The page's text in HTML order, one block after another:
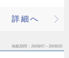
詳細へ
掲載期間 26/08/07～26/08/20